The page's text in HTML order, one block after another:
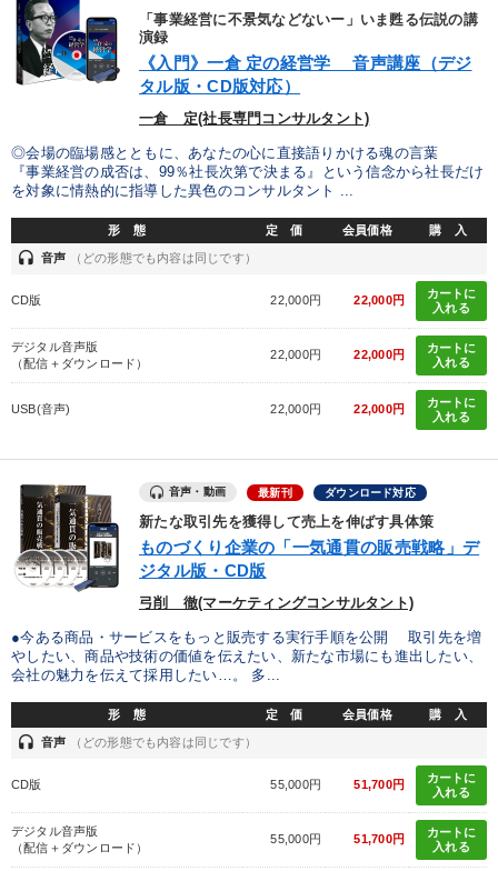
「事業経営に不景気などないー」いま甦る伝説の講
演録
《入門》一倉 定の経営学 音声講座（デジ
タル版・CD版対応）
一倉 定(社長専門コンサルタント)
◎会場の臨場感とともに、あなたの心に直接語りかける魂の言葉
『事業経営の成否は、99％社長次第で決まる』という信念から社長だけ
を対象に情熱的に指導した異色のコンサルタント ...
形 態 定 価 会員価格 購 入
headset 音声 （どの形態でも内容は同じです）
CD版 22,000円 22,000円
カートに
入れる
デジタル音声版
（配信＋ダウンロード）
22,000円 22,000円
カートに
入れる
USB(音声) 22,000円 22,000円
カートに
入れる
音声・動画 最新刊 ダウンロード対応
新たな取引先を獲得して売上を伸ばす具体策
ものづくり企業の「一気通貫の販売戦略」デ
ジタル版・CD版
弓削 徹(マーケティングコンサルタント)
●今ある商品・サービスをもっと販売する実行手順を公開 取引先を増
やしたい、商品や技術の価値を伝えたい、新たな市場にも進出したい、
会社の魅力を伝えて採用したい…。 多...
形 態 定 価 会員価格 購 入
headset 音声 （どの形態でも内容は同じです）
CD版 55,000円 51,700円
カートに
入れる
デジタル音声版
（配信＋ダウンロード）
55,000円 51,700円
カートに
入れる